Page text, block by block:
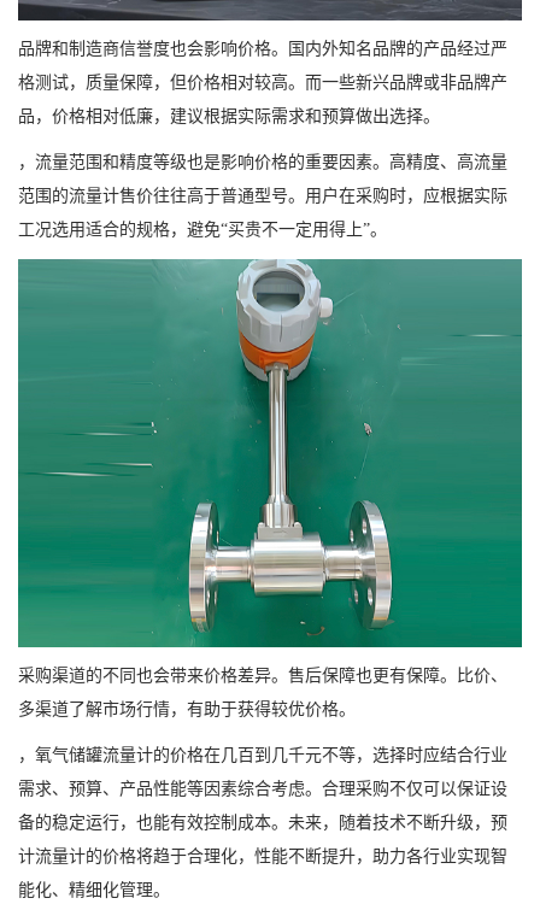
品牌和制造商信誉度也会影响价格。国内外知名品牌的产品经过严
格测试，质量保障，但价格相对较高。而一些新兴品牌或非品牌产
品，价格相对低廉，建议根据实际需求和预算做出选择。
，流量范围和精度等级也是影响价格的重要因素。高精度、高流量
范围的流量计售价往往高于普通型号。用户在采购时，应根据实际
工况选用适合的规格，避免“买贵不一定用得上”。
采购渠道的不同也会带来价格差异。售后保障也更有保障。比价、
多渠道了解市场行情，有助于获得较优价格。
，氧气储罐流量计的价格在几百到几千元不等，选择时应结合行业
需求、预算、产品性能等因素综合考虑。合理采购不仅可以保证设
备的稳定运行，也能有效控制成本。未来，随着技术不断升级，预
计流量计的价格将趋于合理化，性能不断提升，助力各行业实现智
能化、精细化管理。